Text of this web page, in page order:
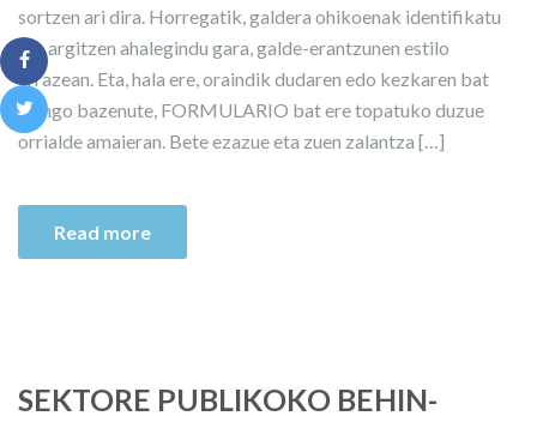
sortzen ari dira. Horregatik, galdera ohikoenak identifikatu
eta argitzen ahalegindu gara, galde-erantzunen estilo
errazean. Eta, hala ere, oraindik dudaren edo kezkaren bat
izango bazenute, FORMULARIO bat ere topatuko duzue
orrialde amaieran. Bete ezazue eta zuen zalantza […]
Read more
SEKTORE PUBLIKOKO BEHIN-